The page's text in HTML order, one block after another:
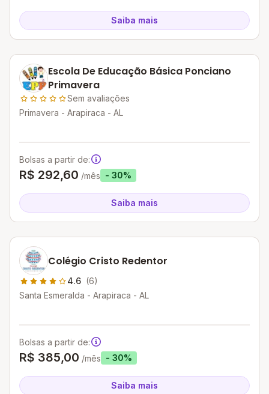
Saiba mais
Escola De Educação Básica Ponciano
Primavera
Sem avaliações
Primavera - Arapiraca - AL
Bolsas a partir de:
R$ 292,60 /mês - 30%
Saiba mais
Colégio Cristo Redentor
4.6 (6)
Santa Esmeralda - Arapiraca - AL
Bolsas a partir de:
R$ 385,00 /mês - 30%
Saiba mais